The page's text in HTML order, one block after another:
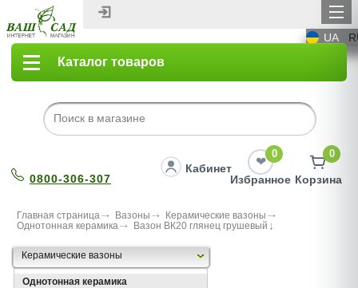
UA
Каталог товаров
0800-306-307
Кабинет
0
Избранное
0
Корзина
Главная страница Вазоны
Керамические вазоны
Однотонная керамика
Вазон ВК20 глянец грушевый
Керамические вазоны
Однотонная керамика